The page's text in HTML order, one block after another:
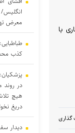
با
گذاری
معرض
کذب
در روند
هیچ
دریغ
دیدار